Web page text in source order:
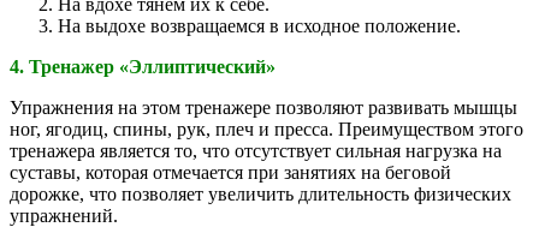
На выдохе возвращаемся в исходное положение.
4. Тренажер «Эллиптический»
Упражнения на этом тренажере позволяют развивать мышцы
ног, ягодиц, спины, рук, плеч и пресса. Преимуществом этого
тренажера является то, что отсутствует сильная нагрузка на
суставы, которая отмечается при занятиях на беговой
дорожке, что позволяет увеличить длительность физических
упражнений.